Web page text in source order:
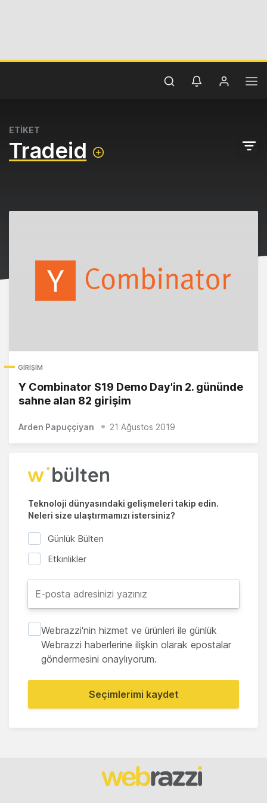
ETİKET
Tradeid
GIRIŞIM
Y Combinator S19 Demo Day'in 2. gününde
sahne alan 82 girişim
Arden Papuççiyan 21 Ağustos 2019
Teknoloji dünyasındaki gelişmeleri takip edin.
Neleri size ulaştırmamızı istersiniz?
Günlük Bülten
Etkinlikler
Webrazzi'nin hizmet ve ürünleri ile günlük
Webrazzi haberlerine ilişkin olarak epostalar
göndermesini onaylıyorum.
Seçimlerimi kaydet